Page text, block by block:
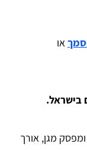
או
בישראל.
מגן, אורך